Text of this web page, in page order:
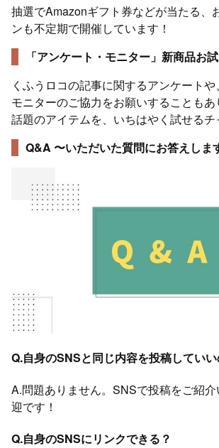
抽選でAmazonギフト券などが当たる、
ンも不定期で開催しています！
「アンケート・モニター」新商品お
くふうロコの記事に関するアンケート
モニターのご協力をお願いすることも
話題のアイテムを、いちはやく試せるチ
Q&A 〜いただいた質問にお答えしま
Q.自身のSNSと同じ内容を投稿していい
A.問題ありません。SNSで投稿をご紹
迎です！
Q.自身のSNSにリンクできる？